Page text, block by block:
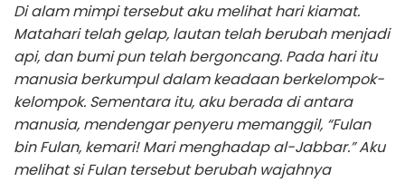
Di alam mimpi tersebut aku melihat hari kiamat.
Matahari telah gelap, lautan telah berubah menjadi
api, dan bumi pun telah bergoncang. Pada hari itu
manusia berkumpul dalam keadaan berkelompok-
kelompok. Sementara itu, aku berada di antara
manusia, mendengar penyeru memanggil, “Fulan
bin Fulan, kemari! Mari menghadap al-Jabbar.” Aku
melihat si Fulan tersebut berubah wajahnya